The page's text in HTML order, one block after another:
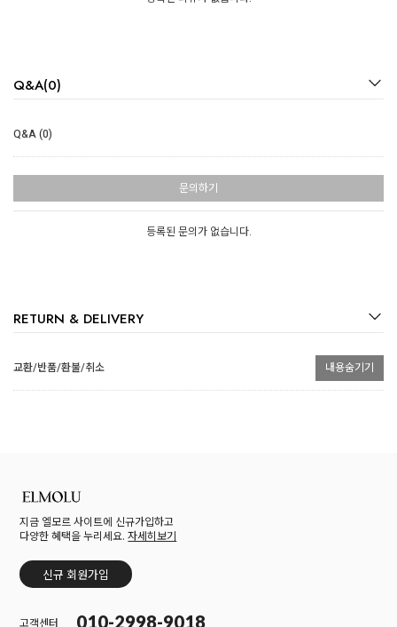
Q&A(0)
Q&A (0)
문의하기
등록된 문의가 없습니다.
RETURN & DELIVERY
교환/반품/환불/취소 내용숨기기
지금 엘모르 사이트에 신규가입하고
다양한 혜택을 누리세요.자세히보기
신규 회원가입
고객센터 010-2998-9018